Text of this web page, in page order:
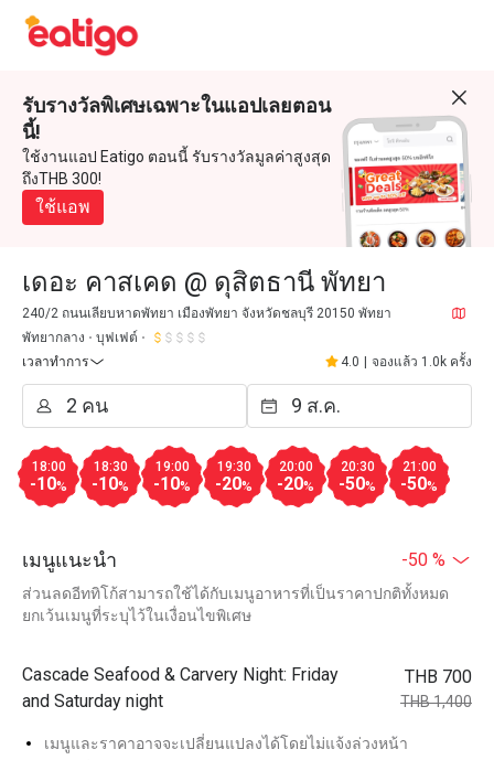
รับรางวัลพิเศษเฉพาะในแอปเลยตอน
นี้!
ใช้งานแอป Eatigo ตอนนี้ รับรางวัลมูลค่าสูงสุด
ถึงTHB 300!
ใช้แอพ
เดอะ คาสเคด @ ดุสิตธานี พัทยา
240/2 ถนนเลียบหาดพัทยา เมืองพัทยา จังหวัดชลบุรี 20150 พัทยา
พัทยากลาง
บุฟเฟต์
เวลาทำการ
4.0 จองแล้ว 1.0k ครั้ง
18:00
-10%
18:30
-10%
19:00
-10%
19:30
-20%
20:00
-20%
20:30
-50%
21:00
-50%
เมนูแนะนำ -50 %
ส่วนลดอีททิโก้สามารถใช้ได้กับเมนูอาหารที่เป็นราคาปกติทั้งหมด
ยกเว้นเมนูที่ระบุไว้ในเงื่อนไขพิเศษ
Cascade Seafood & Carvery Night: Friday
and Saturday night
THB 700
THB 1,400
เมนูและราคาอาจจะเปลี่ยนแปลงได้โดยไม่แจ้งล่วงหน้า